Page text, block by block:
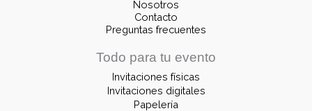
Nosotros
Contacto
Preguntas frecuentes
Todo para tu evento
Invitaciones físicas
Invitaciones digitales
Papelería